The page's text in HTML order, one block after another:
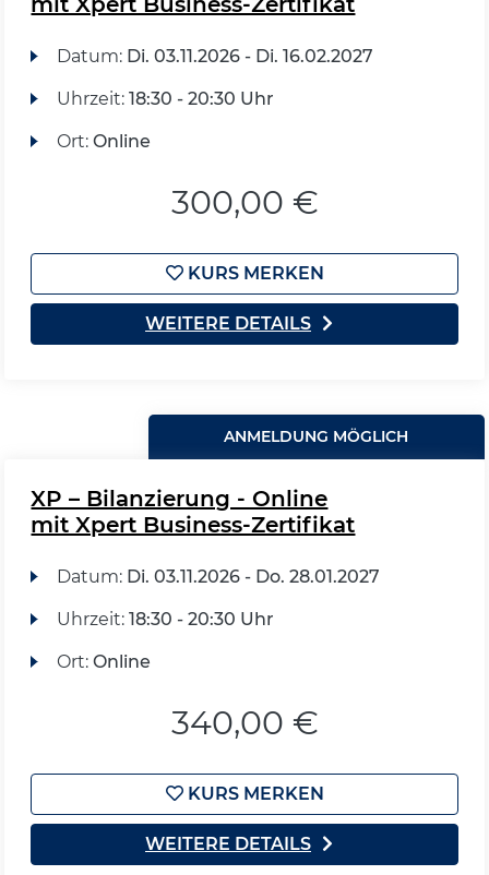
Datum: Di. 03.11.2026 - Di. 16.02.2027
Uhrzeit: 18:30 - 20:30 Uhr
Ort: Online
300,00 €
KURS MERKEN
WEITERE DETAILS
ANMELDUNG MÖGLICH
XP – Bilanzierung - Online
mit Xpert Business-Zertifikat
Datum: Di. 03.11.2026 - Do. 28.01.2027
Uhrzeit: 18:30 - 20:30 Uhr
Ort: Online
340,00 €
KURS MERKEN
WEITERE DETAILS